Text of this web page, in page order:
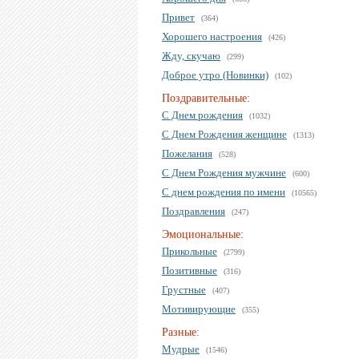
Привет (364)
Хорошего настроения (426)
Жду, скучаю (299)
Доброе утро (Новинки) (102)
Поздравительные:
С Днем рождения
(1032)
С Днем Рождения женщине (1313)
Пожелания (528)
С Днем Рождения мужчине (600)
С днем рождения по имени (10565)
Поздравления (247)
Эмоциональные:
Прикольные
(2799)
Позитивные (316)
Грустные (407)
Мотивирующие (355)
Разные:
Мудрые
(1546)